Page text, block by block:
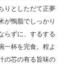
りとしただて正夢
が鴨脂でしっかり
らずに、するする
一杯を完食。程よ
の芯の有る旨味の